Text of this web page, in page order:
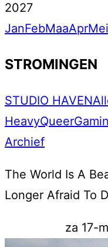
2027
JanFebMaaAprMei
STROMINGEN
STUDIO HAVEN
HeavyQueer
Archief
The World Is A
Longer Afraid To
za 17-